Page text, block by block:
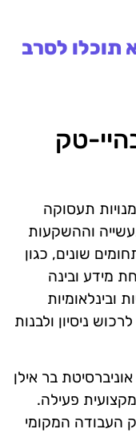
לסרב
טק
תעסוקה
וההשקעות
שונים, כגון
מידע ובינה
ובינלאומיות
ניסיון ולבנות
בר אילן
פעילה.
העבודה המקומי